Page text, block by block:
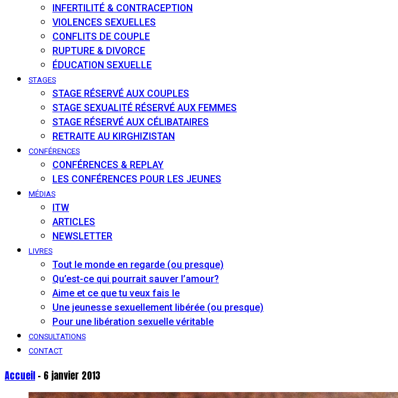
INFERTILITÉ & CONTRACEPTION
VIOLENCES SEXUELLES
CONFLITS DE COUPLE
RUPTURE & DIVORCE
ÉDUCATION SEXUELLE
STAGES
STAGE RÉSERVÉ AUX COUPLES
STAGE SEXUALITÉ RÉSERVÉ AUX FEMMES
STAGE RÉSERVÉ AUX CÉLIBATAIRES
RETRAITE AU KIRGHIZISTAN
CONFÉRENCES
CONFÉRENCES & REPLAY
LES CONFÉRENCES POUR LES JEUNES
MÉDIAS
ITW
ARTICLES
NEWSLETTER
LIVRES
Tout le monde en regarde (ou presque)
Qu’est-ce qui pourrait sauver l’amour?
Aime et ce que tu veux fais le
Une jeunesse sexuellement libérée (ou presque)
Pour une libération sexuelle véritable
CONSULTATIONS
CONTACT
Accueil - 6 janvier 2013